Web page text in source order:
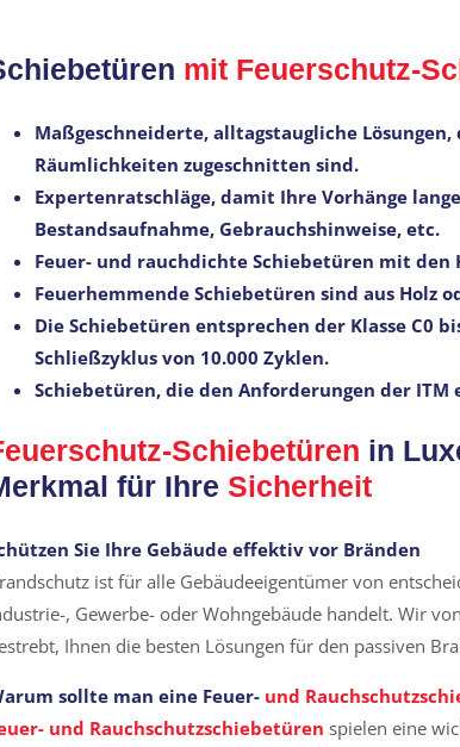
mit Feuerschutz-
Maßgeschneiderte, alltagstaugliche
Räumlichkeiten zugeschnitten sind.
Expertenratschläge, damit Ihre Vorhänge
Bestandsaufnahme, Gebrauchshinweise, etc.
Feuer- und rauchdichte Schiebetüren mit den
Feuerhemmende Schiebetüren sind aus Holz
Die Schiebetüren entsprechen der Klasse C0
Schließzyklus von 10.000 Zyklen.
Schiebetüren, die den Anforderungen der ITM
Schiebetüren in
für Ihre Sicherheit
Sie Ihre Gebäude effektiv vor Bränden
ist für alle Gebäudeeigentümer von
, Gewerbe- oder Wohngebäude handelt. Wir von
Ihnen die besten Lösungen für den passiven
sollte man eine Feuer- und
und Rauchschutzschiebetüren spielen eine